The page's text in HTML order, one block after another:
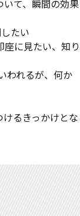
て、瞬間の効果
たい
に見たい、知り
われるが、何か
るきっかけとな